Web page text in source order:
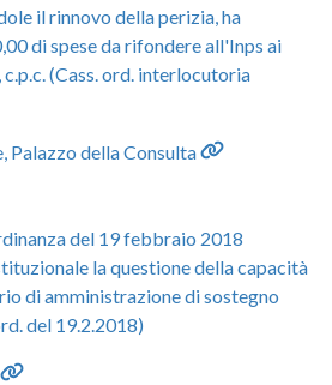
il rinnovo della perizia, ha
di spese da rifondere all'Inps ai
c.p.c. (Cass. ord. interlocutoria
del 19 febbraio 2018
la questione della capacità
di amministrazione di sostegno
del 19.2.2018)